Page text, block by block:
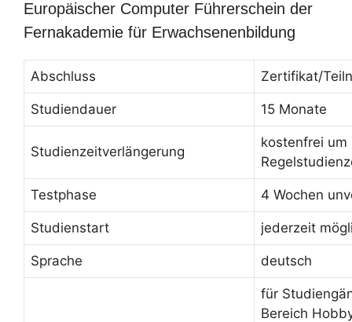
Europäischer Computer Führerschein der
Fernakademie für Erwachsenenbildung
Abschluss Zertifikat/
Studiendauer 15 Monate
Studienzeitverlängerung
kostenfrei um
Testphase 4 Wochen
Studienstart jederzeit
Sprache deutsch
für
Bereich